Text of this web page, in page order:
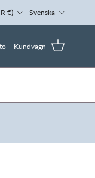
€) Svenska
Kundvagn